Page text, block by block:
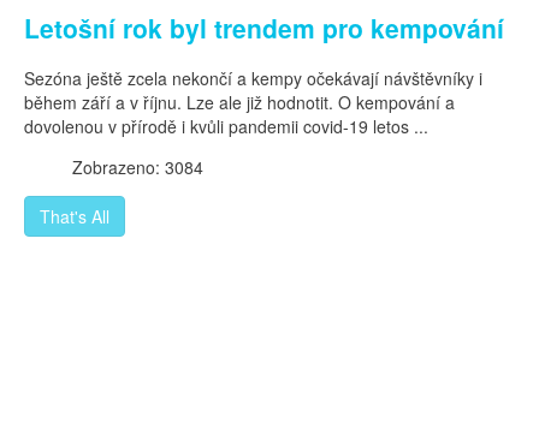
Letošní rok byl trendem pro kempování
Sezóna ještě zcela nekončí a kempy očekávají návštěvníky i
během září a v říjnu. Lze ale již hodnotit. O kempování a
dovolenou v přírodě i kvůli pandemii covid-19 letos ...
Zobrazeno: 3084
That's All